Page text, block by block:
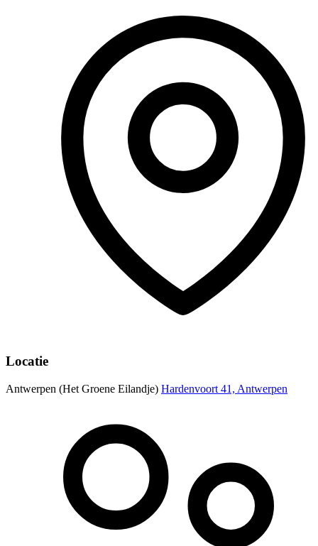
Locatie
Antwerpen (Het Groene Eilandje) Hardenvoort 41, Antwerpen